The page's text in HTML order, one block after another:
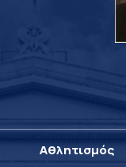
Αθλητισμός